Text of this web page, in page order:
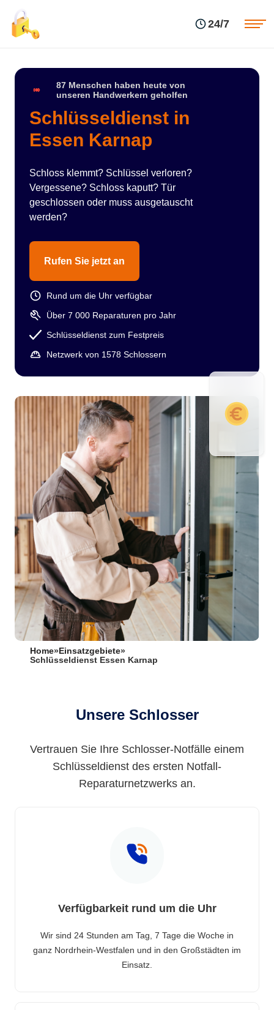
24/7
87 Menschen haben heute von
unseren Handwerkern geholfen
Schlüsseldienst in
Essen Karnap
Schloss klemmt? Schlüssel verloren?
Vergessene? Schloss kaputt? Tür
geschlossen oder muss ausgetauscht
werden?
Rufen Sie jetzt an
Rund um die Uhr verfügbar
Über 7 000 Reparaturen pro Jahr
Schlüsseldienst zum Festpreis
Netzwerk von 1578 Schlossern
Home» Einsatzgebiete»
Schlüsseldienst Essen Karnap
Unsere Schlosser
Vertrauen Sie Ihre Schlosser-Notfälle einem
Schlüsseldienst des ersten Notfall-
Reparaturnetzwerks an.
Verfügbarkeit rund um die Uhr
Wir sind 24 Stunden am Tag, 7 Tage die Woche in
ganz Nordrhein-Westfalen und in den Großstädten im
Einsatz.